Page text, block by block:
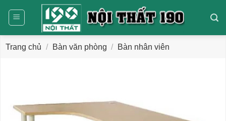
dung
Trang chủ / Bàn văn phòng / Bàn nhân viên